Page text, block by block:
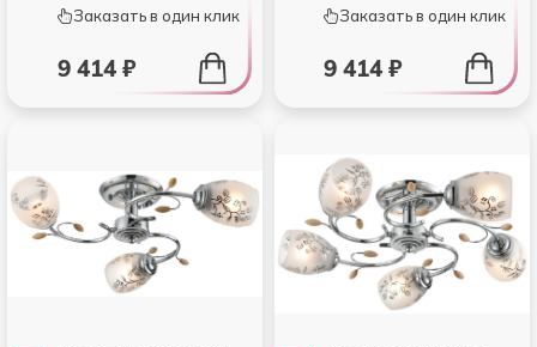
Заказать в один клик
9 414 ₽
Заказать в один клик
9 414 ₽